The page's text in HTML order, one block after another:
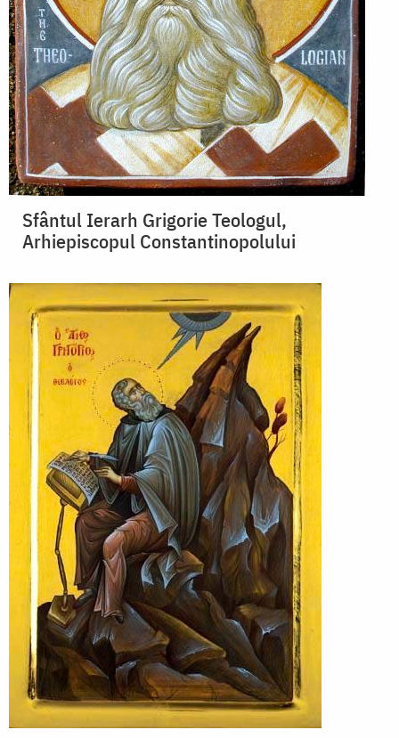
Sfântul Ierarh Grigorie Teologul,
Arhiepiscopul Constantinopolului